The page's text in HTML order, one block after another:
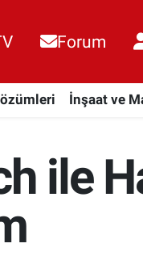
Forum
İnşaat ve
ile